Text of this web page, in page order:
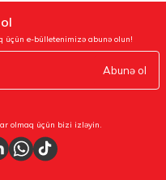
üçün e-bülletenimizə abunə olun!
Abunə ol
olmaq üçün bizi izləyin.